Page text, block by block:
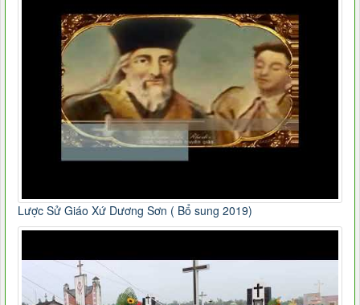
Lược Sử Giáo Xứ Dương Sơn ( Bổ sung 2019)